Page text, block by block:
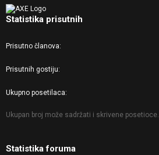
Statistika prisutnih
Prisutno članova
Prisutnih gostiju
Ukupno posetilaca
Ukupan broj može sadržati i skrivene posetioce.
Statistika foruma